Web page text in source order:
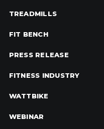
TREADMILLS
FIT BENCH
PRESS RELEASE
FITNESS INDUSTRY
WATTBIKE
WEBINAR